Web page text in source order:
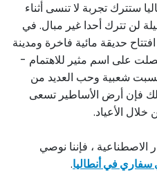
ستترك تجربة لا تنسى أثناء
لن تترك أحدا غير مبال. في
في عام 2016، تم افتتاح حديقة مائية فاخرة ومدينة
على اسم مثير للاهتمام -
شعبية وحب العديد من
فإن أرض الأساطير تسعى
خلال الأعياد.
الاصطناعية ، فإننا نوصي
في أنطاليا.